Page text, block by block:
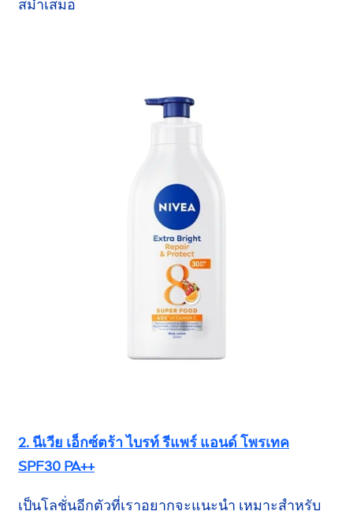
สม่ำเสมอ
2. นีเวีย เอ็กซ์ตร้า ไบรท์ รีแพร์ แอนด์ โพรเทค
SPF30 PA++
เป็นโลชั่นอีกตัวที่เราอยากจะแนะนำ เหมาะสำหรับ